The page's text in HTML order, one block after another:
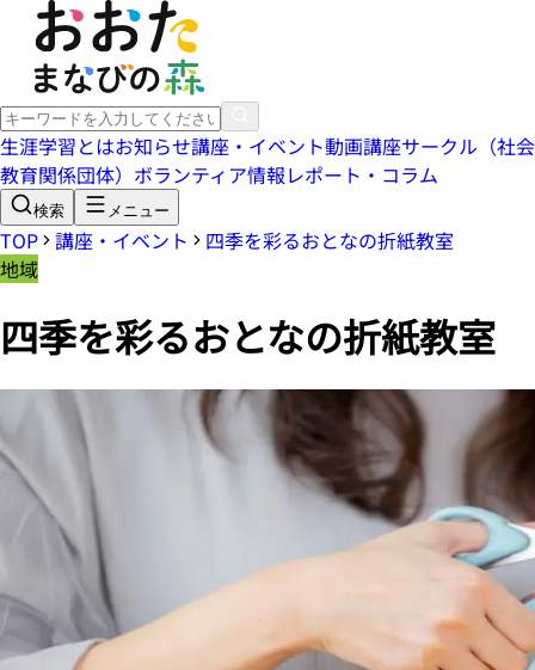
生涯学習とはお知らせ講座・イベント動画講座サークル（社会
教育関係団体） ボランティア情報レポート・コラム
検索 メニュー
TOP 講座・イベント
四季を彩るおとなの折紙教室
地域
四季を彩るおとなの折紙教室